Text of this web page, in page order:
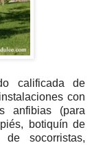
calificada de
con
anfibias (para
botiquín de
socorristas,